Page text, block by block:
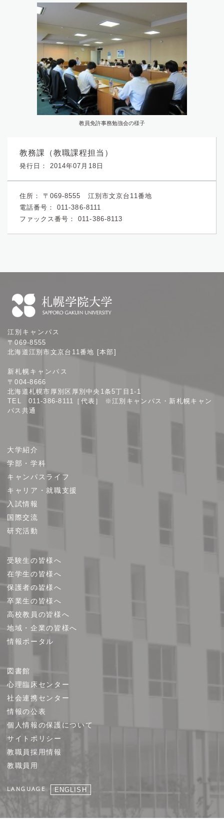
教員免許事務勉強会の様子
発行日： 2014年07月18日
教務課（教職課程担当）
住所：
〒069-8555 江別市文京台11番地
電話番号：
011-386-8111
ファックス番号：
011-386-8113
幌
学
大
学
江別キャンパス
〒069-8555
北海道江別市文京台11番地 [本部]
新札幌キャンパス
〒004-8666
北海道札幌市厚別区厚別中央1条5丁目1-1
TEL 011-386-8111［代表］ ※江別キャンパス・新札幌キャン
パス共通
ト
プ
大学紹介
学部・学科
キャンパスライフ
キャリア・就職支援
入試情報
国際交流
研究活動
受験生の皆様へ
在学生の皆様へ
保護者の皆様へ
卒業生の皆様へ
高校教員の皆様へ
地域・企業の皆様へ
情報ポータル
図書館
心理臨床センター
社会連携センター
情報の公表
個人情報の保護について
サイトポリシー
教職員採用情報
教職員用
LANGUAGE ENGLISH